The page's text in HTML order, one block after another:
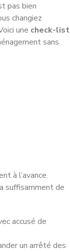
pas bien
changiez
une check-list
sans
à l’avance.
suffisamment de
accusé de
un arrêté des